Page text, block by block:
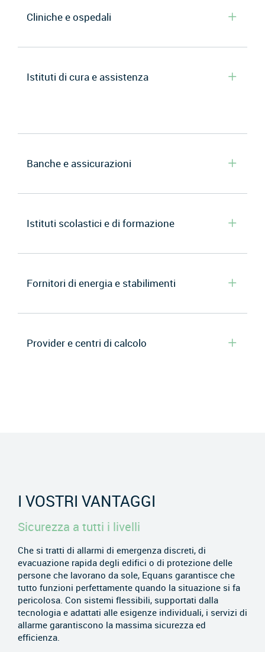
Cliniche e ospedali
Istituti di cura e assistenza
Banche e assicurazioni
Istituti scolastici e di formazione
Fornitori di energia e stabilimenti
Provider e centri di calcolo
I VOSTRI VANTAGGI
Sicurezza a tutti i livelli
Che si tratti di allarmi di emergenza discreti, di
evacuazione rapida degli edifici o di protezione delle
persone che lavorano da sole, Equans garantisce che
tutto funzioni perfettamente quando la situazione si fa
pericolosa. Con sistemi flessibili, supportati dalla
tecnologia e adattati alle esigenze individuali, i servizi di
allarme garantiscono la massima sicurezza ed
efficienza.